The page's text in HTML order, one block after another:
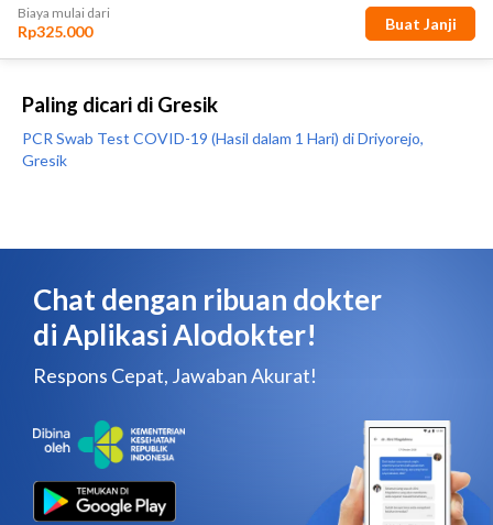
Paling dicari di Gresik
PCR Swab Test COVID-19 (Hasil dalam 1 Hari) di Driyorejo,
Gresik